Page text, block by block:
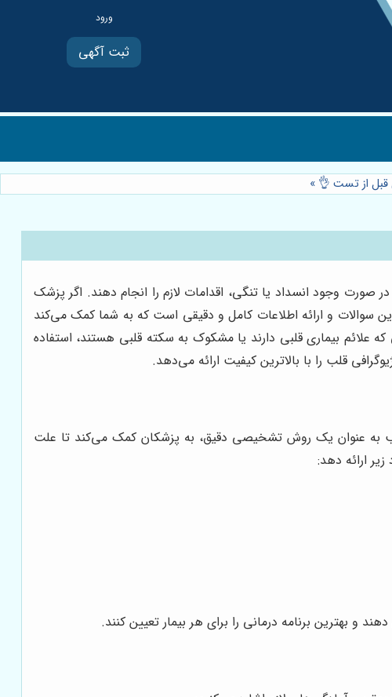
ثبت آگهی
قبل از تست 👌 »
وجود انسداد یا تنگی، اقدامات لازم را انجام دهند. اگر پزشک
سوالات و ارائه اطلاعات کامل و دقیقی است که به شما کمک می‌کند
علائم بیماری قلبی دارند یا مشکوک به سکته قلبی هستند، استفاده
قلب را با بالاترین کیفیت ارائه می‌دهد.
به عنوان یک روش تشخیصی دقیق، به پزشکان کمک می‌کند تا علت
ارائه دهد:
و بهترین برنامه درمانی را برای هر بیمار تعیین کنند.